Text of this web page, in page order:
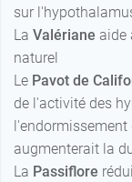
sur
La Valériane aide
naturel
Le Pavot de
de l'activité des
augmenterait la
La Passiflore